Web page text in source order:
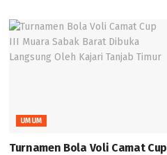
UMUM
Turnamen Bola Voli Camat Cup